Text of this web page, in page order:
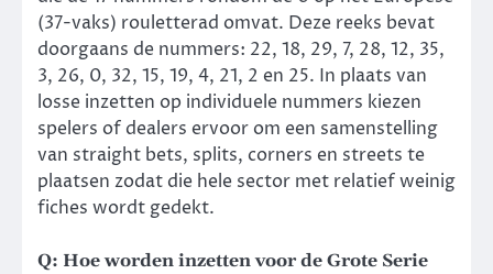
(37-vaks) rouletterad omvat. Deze reeks bevat
doorgaans de nummers: 22, 18, 29, 7, 28, 12, 35,
3, 26, 0, 32, 15, 19, 4, 21, 2 en 25. In plaats van
losse inzetten op individuele nummers kiezen
spelers of dealers ervoor om een samenstelling
van straight bets, splits, corners en streets te
plaatsen zodat die hele sector met relatief weinig
fiches wordt gedekt.
Q: Hoe worden inzetten voor de Grote Serie